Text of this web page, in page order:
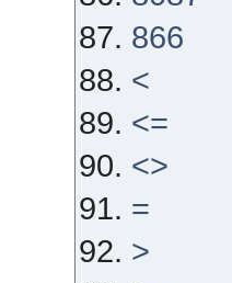
866
<
<=
<>
=
>